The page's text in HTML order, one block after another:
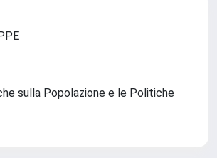
sulla Popolazione e le Politiche